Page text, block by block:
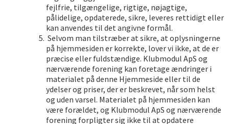
fejlfrie, tilgængelige, rigtige, nøjagtige,
pålidelige, opdaterede, sikre, leveres rettidigt eller
kan anvendes til det angivne formål.
Selvom man tilstræber at sikre, at oplysningerne
på hjemmesiden er korrekte, lover vi ikke, at de er
præcise eller fuldstændige. Klubmodul ApS og
nærværende forening kan foretage ændringer i
materialet på denne Hjemmeside eller til de
ydelser og priser, der er beskrevet, når som helst
og uden varsel. Materialet på hjemmesiden kan
være forældet, og Klubmodul ApS og nærværende
forening forpligter sig ikke til at opdatere